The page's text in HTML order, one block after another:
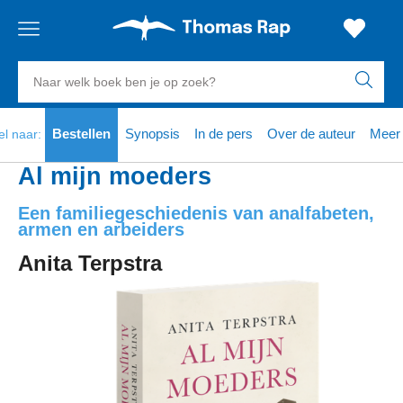
verzending
20
euro
23:59
volgende in
Veiligbetalen
retourneren
Zoeken
auteurs
en
uitgevers
naar: Bestellen Synopsis In de pers Over de auteur
Al mijn moeders
Een familiegeschiedenis van analfabeten,
armen en arbeiders
Anita Terpstra